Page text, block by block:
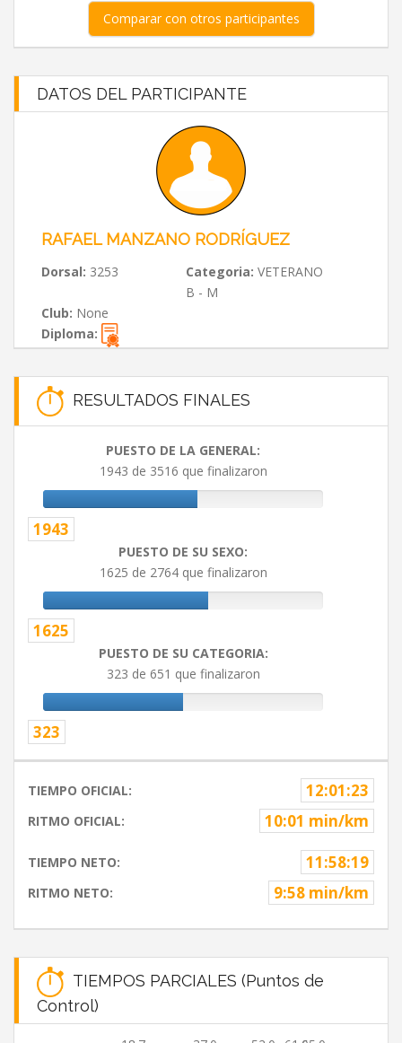
Comparar con otros participantes
DATOS DEL PARTICIPANTE
RAFAEL MANZANO RODRÍGUEZ
Dorsal: 3253 Categoria: VETERANO
B - M
Club: None
Diploma:
RESULTADOS FINALES
PUESTO DE LA GENERAL:
1943 de 3516 que finalizaron
1943
PUESTO DE SU SEXO:
1625 de 2764 que finalizaron
1625
PUESTO DE SU CATEGORIA:
323 de 651 que finalizaron
323
TIEMPO OFICIAL: 12:01:23
RITMO OFICIAL: 10:01 min/km
TIEMPO NETO: 11:58:19
RITMO NETO: 9:58 min/km
TIEMPOS PARCIALES (Puntos de
Control)